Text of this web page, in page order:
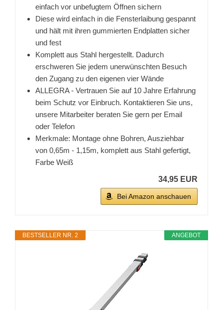
einfach vor unbefugtem Öffnen sichern
Diese wird einfach in die Fensterlaibung gespannt
und hält mit ihren gummierten Endplatten sicher
und fest
Komplett aus Stahl hergestellt. Dadurch
erschweren Sie jedem unerwünschten Besuch
den Zugang zu den eigenen vier Wände
ALLEGRA - Vertrauen Sie auf 10 Jahre Erfahrung
beim Schutz vor Einbruch. Kontaktieren Sie uns,
unsere Mitarbeiter beraten Sie gern per Email
oder Telefon
Merkmale: Montage ohne Bohren, Ausziehbar
von 0,65m - 1,15m, komplett aus Stahl gefertigt,
Farbe Weiß
34,95 EUR
Bei Amazon anschauen
ANGEBOT
BESTSELLER NR. 2